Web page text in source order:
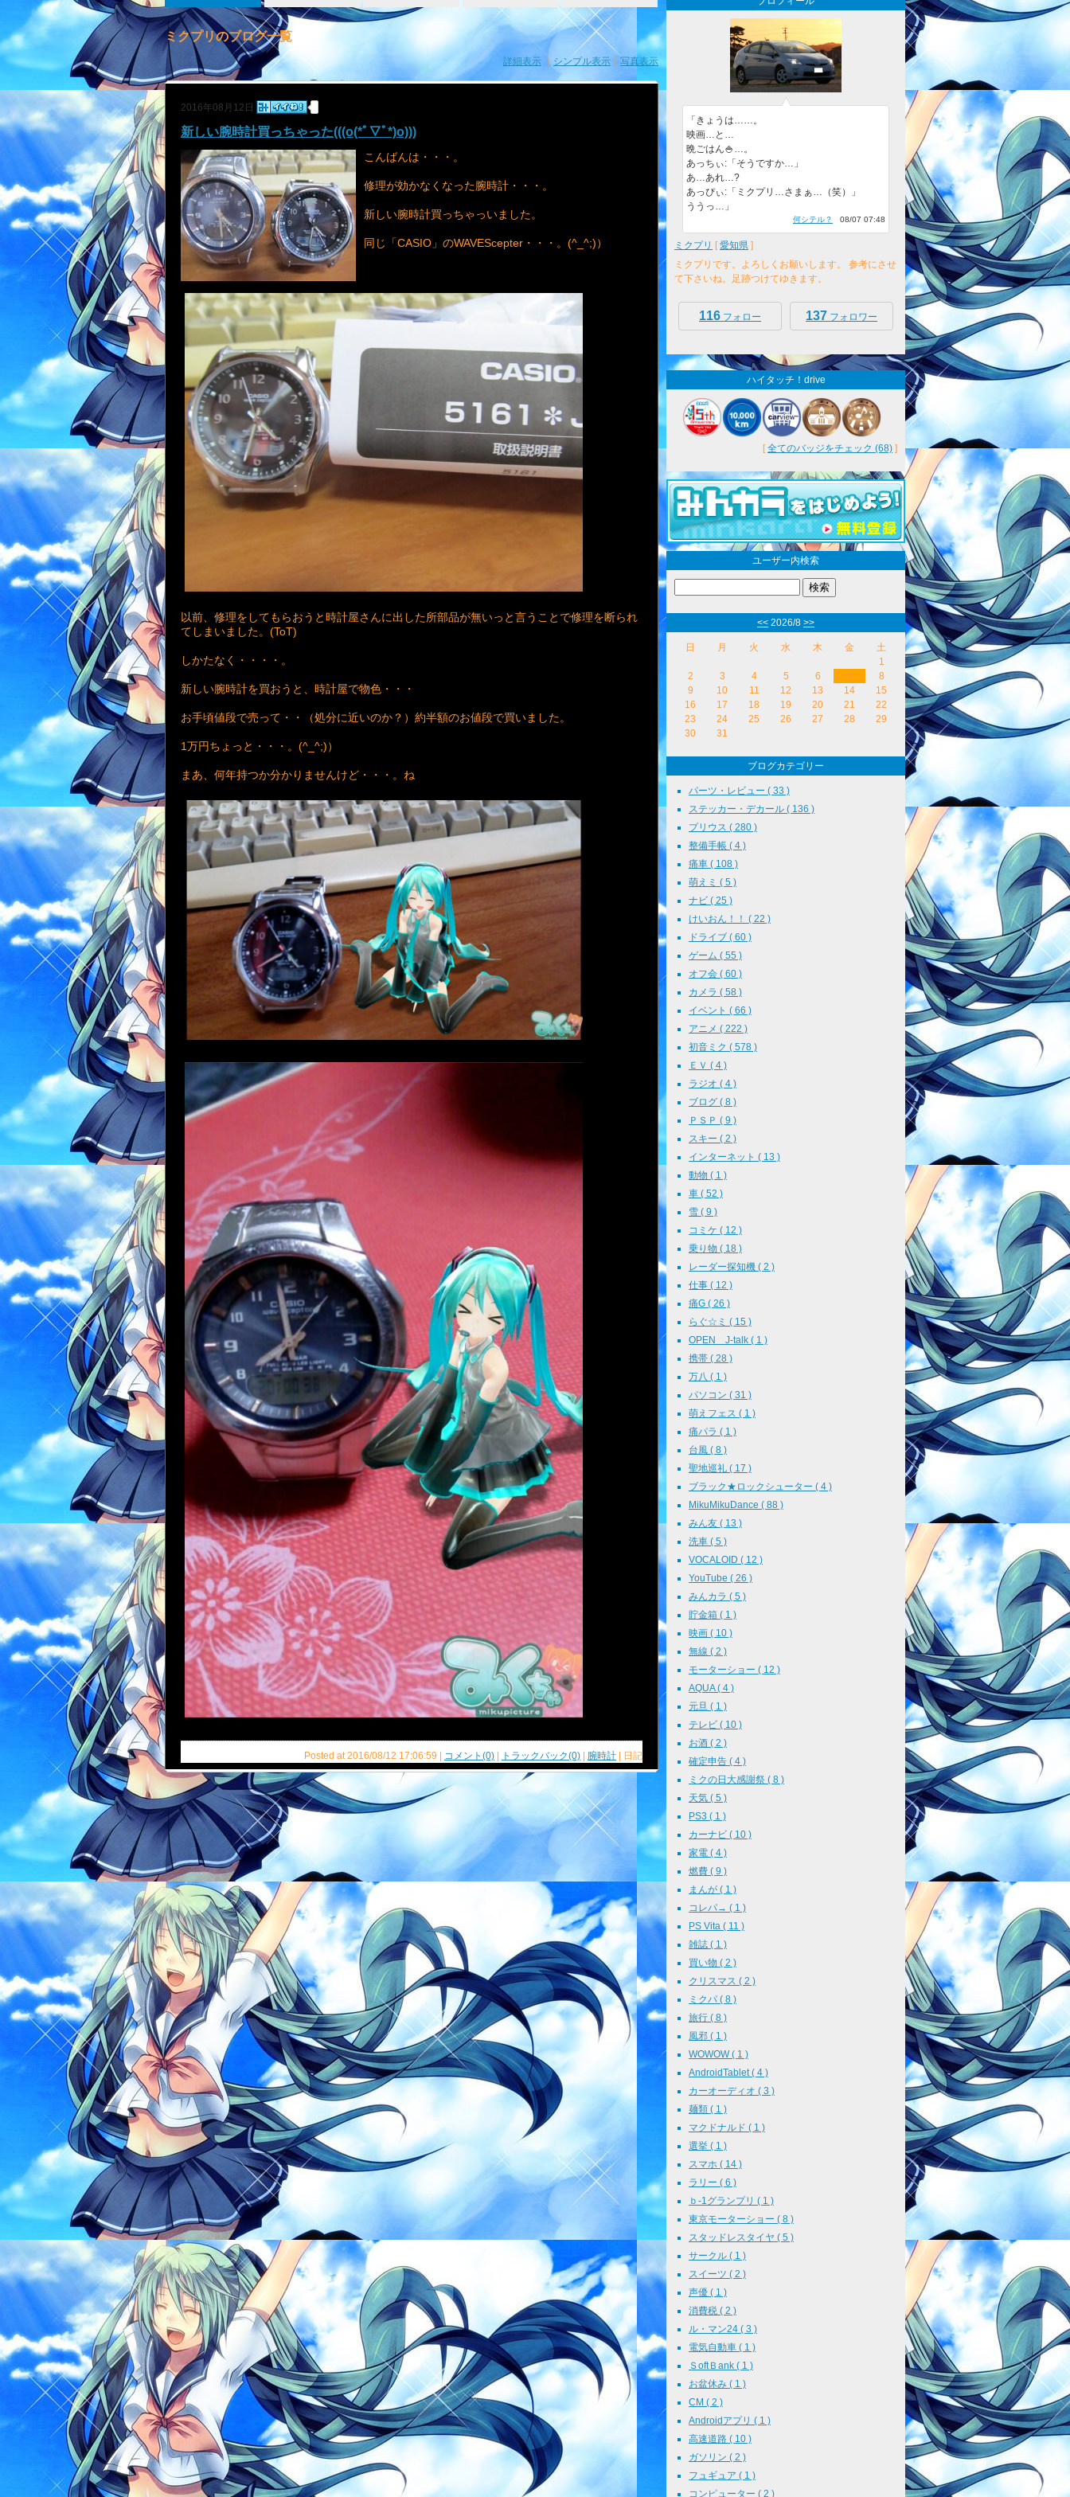
ミクプリのブログ一覧
詳細表示 ｜ シンプル表示 写真表示
2016年08月12日
新しい腕時計買っちゃった(((o(*ﾟ▽ﾟ*)o)))
こんばんは・・・。
修理が効かなくなった腕時計・・・。
新しい腕時計買っちゃっいました。
同じ「CASIO」のWAVEScepter・・・。(^_^;)）
以前、修理をしてもらおうと時計屋さんに出した所部品が無いっと言うことで修理を断られ
てしまいました。(ToT)
しかたなく・・・・。
新しい腕時計を買おうと、時計屋で物色・・・
お手頃値段で売って・・（処分に近いのか？）約半額のお値段で買いました。
1万円ちょっと・・・。(^_^;)）
まあ、何年持つか分かりませんけど・・・。ね
Posted at 2016/08/12 17:06:59 | コメント(0) | トラックバック(0) | 腕時計 | 日記
「きょうは……。
映画…と…
晩ごはん🍚…。
あっちぃ:「そうですか…」
あ…あれ…?
あっぴぃ:「ミクプリ…さまぁ…（笑）」
ううっ…」
何シテル？ 08/07 07:48
ミクプリ [愛知県 ]
ミクプリです。よろしくお願いします。 参考にさせ
て下さいね。足跡つけてゆきます。
116 フォロー 137 フォロワー
ハイタッチ！drive
[全てのバッジをチェック (68) ]
ユーザー内検索
<< 2026/8 >>
日 月 火 水 木 金
土
1
2
3 4 5 6 7
8
9
10 11 12 13 14
15
16
17 18 19 20 21
22
23
24 25 26 27 28
29
30
31
ブログカテゴリー
パーツ・レビュー ( 33 )
ステッカー・デカール ( 136 )
プリウス ( 280 )
整備手帳 ( 4 )
痛車 ( 108 )
萌えミ ( 5 )
ナビ ( 25 )
けいおん！！ ( 22 )
ドライブ ( 60 )
ゲーム ( 55 )
オフ会 ( 60 )
カメラ ( 58 )
イベント ( 66 )
アニメ ( 222 )
初音ミク ( 578 )
ＥＶ ( 4 )
ラジオ ( 4 )
ブログ ( 8 )
ＰＳＰ ( 9 )
スキー ( 2 )
インターネット ( 13 )
動物 ( 1 )
車 ( 52 )
雪 ( 9 )
コミケ ( 12 )
乗り物 ( 18 )
レーダー探知機 ( 2 )
仕事 ( 12 )
痛G ( 26 )
らぐ☆ミ ( 15 )
OPEN J-talk ( 1 )
携帯 ( 28 )
万八 ( 1 )
パソコン ( 31 )
萌えフェス ( 1 )
痛パラ ( 1 )
台風 ( 8 )
聖地巡礼 ( 17 )
ブラック★ロックシューター ( 4 )
MikuMikuDance ( 88 )
みん友 ( 13 )
洗車 ( 5 )
VOCALOID ( 12 )
YouTube ( 26 )
みんカラ ( 5 )
貯金箱 ( 1 )
映画 ( 10 )
無線 ( 2 )
モーターショー ( 12 )
AQUA ( 4 )
元旦 ( 1 )
テレビ ( 10 )
お酒 ( 2 )
確定申告 ( 4 )
ミクの日大感謝祭 ( 8 )
天気 ( 5 )
PS3 ( 1 )
カーナビ ( 10 )
家電 ( 4 )
燃費 ( 9 )
まんが ( 1 )
コレパ→ ( 1 )
PS Vita ( 11 )
雑誌 ( 1 )
買い物 ( 2 )
クリスマス ( 2 )
ミクパ ( 8 )
旅行 ( 8 )
風邪 ( 1 )
WOWOW ( 1 )
AndroidTablet ( 4 )
カーオーディオ ( 3 )
麺類 ( 1 )
マクドナルド ( 1 )
選挙 ( 1 )
スマホ ( 14 )
ラリー ( 6 )
ｂ-1グランプリ ( 1 )
東京モーターショー ( 8 )
スタッドレスタイヤ ( 5 )
サークル ( 1 )
スイーツ ( 2 )
声優 ( 1 )
消費税 ( 2 )
ル・マン24 ( 3 )
電気自動車 ( 1 )
ＳoftＢank ( 1 )
お盆休み ( 1 )
CM ( 2 )
Androidアプリ ( 1 )
高速道路 ( 10 )
ガソリン ( 2 )
フュギュア ( 1 )
コンピューター ( 2 )